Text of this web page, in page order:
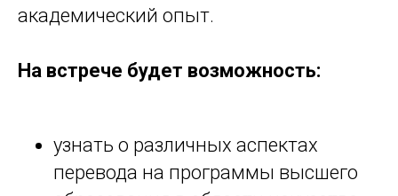
академический опыт.
На встрече будет возможность:
узнать о различных аспектах
перевода на программы высшего